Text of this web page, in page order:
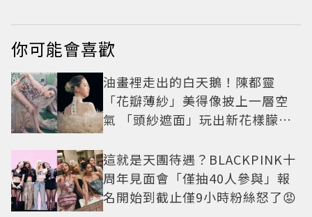
你可能會喜歡
油畫裡走出的白天鵝！陳都靈
「花瓣薄紗」美得像披上一層空
氣 「頭紗遮面」玩出新花樣朦朧
這就是天團待遇？BLACKPINK十
周年見面會「僅抽40人參與」報
名開始到截止僅9小時粉絲怒了😡